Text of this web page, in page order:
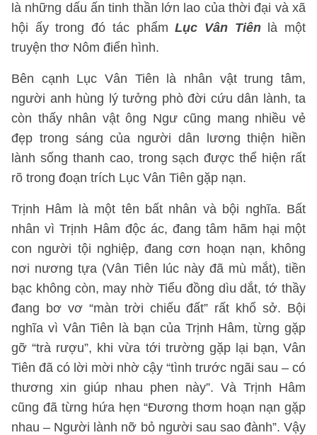
là những dấu ấn tinh thần lớn lao của thời đại và xã
hội ấy trong đó tác phẩmLục Vân Tiênlà một
truyện thơ Nôm điển hình.
Bên cạnh Lục Vân Tiên là nhân vật trung tâm,
người anh hùng lý tưởng phò đời cứu dân lành, ta
còn thấy nhân vật ông Ngư cũng mang nhiều vẻ
đẹp trong sáng của người dân lương thiện hiền
lành sống thanh cao, trong sạch được thể hiện rất
rõ trong đoạn trích Lục Vân Tiên gặp nạn.
Trịnh Hâm là một tên bất nhân và bội nghĩa. Bất
nhân vì Trịnh Hâm độc ác, đang tâm hãm hại một
con người tội nghiệp, đang cơn hoạn nạn, không
nơi nương tựa (Vân Tiên lúc này đã mù mắt), tiền
bạc không còn, may nhờ Tiểu đồng dìu dắt, tớ thầy
đang bơ vơ “màn trời chiếu đất” rất khổ sở. Bội
nghĩa vì Vân Tiên là bạn của Trịnh Hâm, từng gặp
gỡ “trà rượu”, khi vừa tới trường gặp lại bạn, Vân
Tiên đã có lời mời nhờ cậy “tình trước ngãi sau – có
thương xin giúp nhau phen này”. Và Trịnh Hâm
cũng đã từng hứa hẹn “Đương thơm hoạn nạn gặp
nhau – Người lành nỡ bỏ người sau sao đành”. Vậy